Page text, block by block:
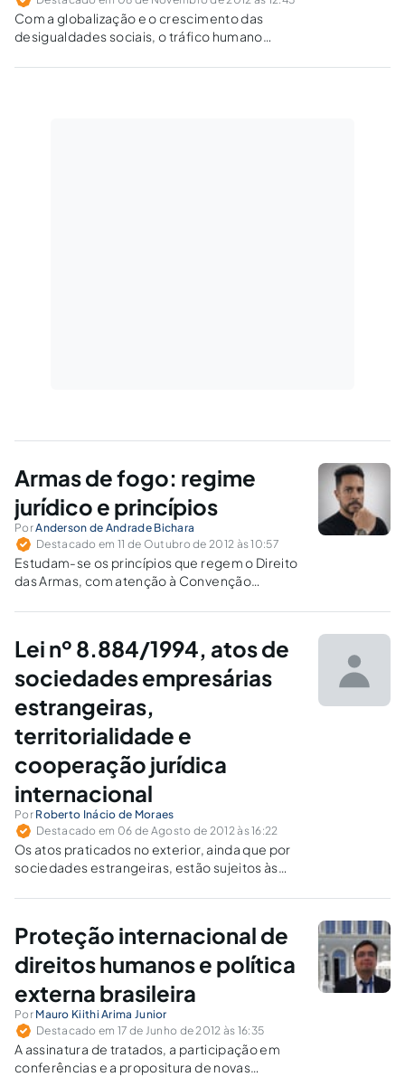
Com a globalização e o crescimento das
desigualdades sociais, o tráfico humano
necessidade de unir forças para combatê-lo,
Armas de fogo: regime
jurídico e princípios
PorAnderson de Andrade Bichara
Destacado em 11 de Outubro de 2012 às 10:57
Estudam-se os princípios que regem o Direito
das Armas, com atenção à Convenção
ilícitos de Armas de Fogo, Munições,
Protocolo contra a Fabricação e o Tráfico Ilícito
de Armas de Fogo, suas Peças, Componentes
e Munições, que complementa a Convenção
das Nações Unidas contra o Crime Organizado
Transnacional.
Lei nº 8.884/1994, atos de
sociedades empresárias
estrangeiras,
territorialidade e
cooperação jurídica
internacional
Por Roberto Inácio de Moraes
Destacado em 06 de Agosto de 2012 às 16:22
Os atos praticados no exterior, ainda que por
sociedades estrangeiras, estão sujeitos às
ou possam produzir efeitos no Brasil.
Proteção internacional de
direitos humanos e política
externa brasileira
Por Mauro Kiithi Arima Junior
Destacado em 17 de Junho de 2012 às 16:35
A assinatura de tratados, a participação em
conferências e a propositura de novas